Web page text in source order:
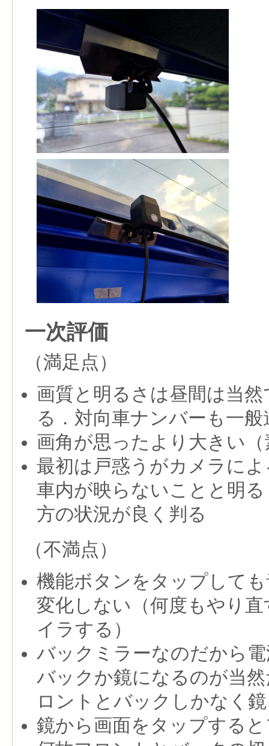
一次評価
（満足点）
画質と明るさは昼間は当
る．対向車ナンバーも一
画角が思ったより大きい
最初は戸惑うがカメラに
車内が映らないことと明
方の状況が良く判る
（不満点）
機能ボタンをタップして
変化しない（何度もやり
イラする）
バックミラーなのだから
バックか鏡になるのが当
ロントとバックしかなく
鏡から画面をタップする